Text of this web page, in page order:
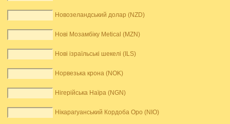
Новозеландський долар (NZD)
Нові Мозамбіку Metical (MZN)
Нові ізраїльські шекелі (ILS)
Норвезька крона (NOK)
Нігерійська Наїра (NGN)
Нікарагуанський Кордоба Оро (NIO)